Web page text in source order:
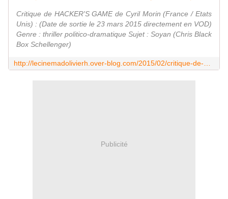
Critique de HACKER'S GAME de Cyril Morin (France / Etats
Unis) : (Date de sortie le 23 mars 2015 directement en VOD)
Genre : thriller politico-dramatique Sujet : Soyan (Chris Black
Box Schellenger)
Publicité